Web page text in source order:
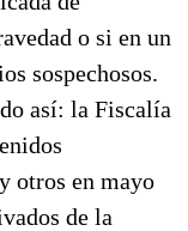
o si en un
sospechosos.
así: la Fiscalía
otros en mayo
de la